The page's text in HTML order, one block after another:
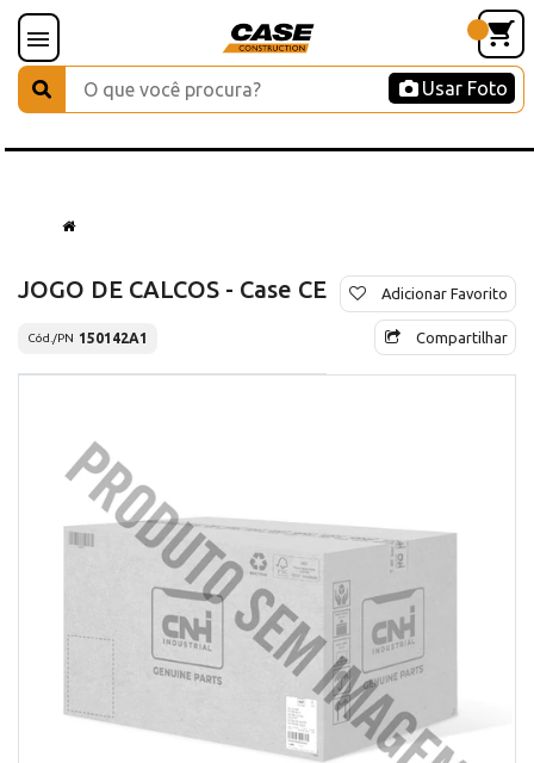
Usar Foto
JOGO DE CALCOS - Case CE
Cód./PN 150142A1
Adicionar Favorito
Compartilhar